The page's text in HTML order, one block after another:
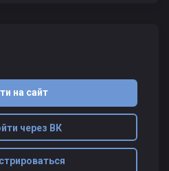
на сайт
через ВК